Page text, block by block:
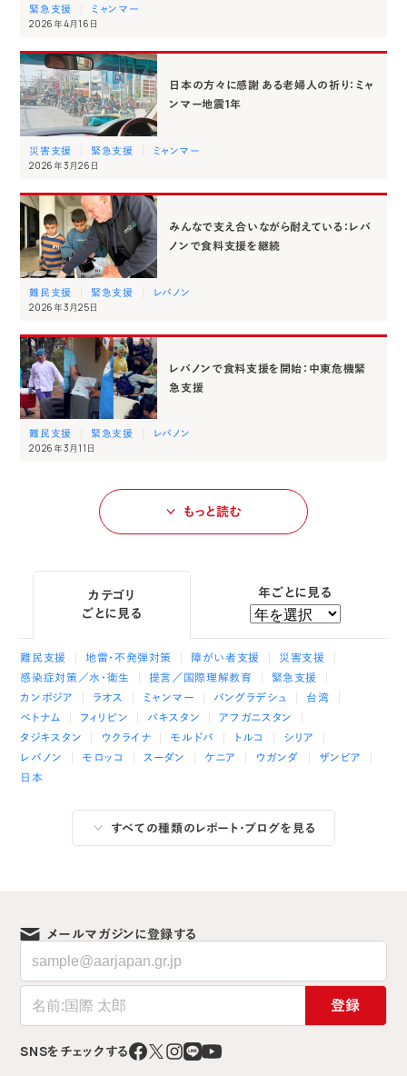
緊急支援 ミャンマー
2026年4月16日
日本の方々に感謝 ある老婦人の祈り：ミャ
ンマー地震1年
災害支援 緊急支援 ミャンマー
2026年3月26日
みんなで支え合いながら耐えている：レバ
ノンで食料支援を継続
難民支援 緊急支援 レバノン
2026年3月25日
レバノンで食料支援を開始：中東危機緊
急支援
難民支援 緊急支援 レバノン
2026年3月11日
もっと読む
カテゴリ
ごとに見る
難民支援 地雷・不発弾対策 障がい者支援
災害支援
感染症対策／水・衛生
提言／国際理解教育
緊急支援
カンボジア
ラオス ミャンマー バングラデシュ
台湾
ベトナム
フィリピン パキスタン
アフガニスタン
タジキスタン
ウクライナ モルドバ トルコ
シリア
レバノン
モロッコ スーダン ケニア ウガンダ
ザンビア
日本
年ごとに見る
すべての種類のレポート・ブログを見る
メールマガジンに登録する
登録
SNSをチェックする